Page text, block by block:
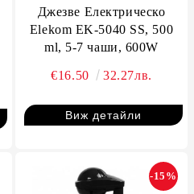
Джезве Електрическо
Elekom ЕK-5040 SS, 500
ml, 5-7 чаши, 600W
€16.50 32.27лв.
Виж детайли
-15%